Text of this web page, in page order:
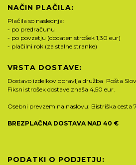
NAČIN PLAČILA:
Plačila so naslednja:
- po predračunu
- po povzetju (dodaten strošek 1,30 eur)
- plačilni rok (za stalne stranke)
VRSTA DOSTAVE:
Dostavo izdelkov opravlja družba Pošta
Fiksni strošek dostave znaša 4,50 eur.
Osebni prevzem na naslovu: Bistriška cesta
BREZPLAČNA DOSTAVA NAD 40 €
PODATKI O PODJETJU: